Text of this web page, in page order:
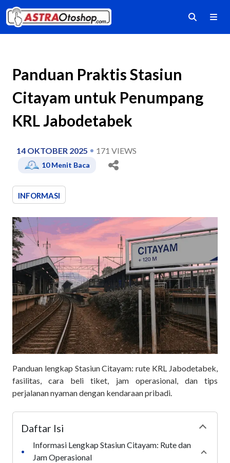
Panduan Praktis Stasiun
Citayam untuk Penumpang
KRL Jabodetabek
14 OKTOBER 2025 171 VIEWS
10Menit Baca
INFORMASI
Panduan lengkap Stasiun Citayam: rute KRL Jabodetabek,
fasilitas, cara beli tiket, jam operasional, dan tips
perjalanan nyaman dengan kendaraan pribadi.
Daftar Isi
•
Informasi Lengkap Stasiun Citayam: Rute dan
Jam Operasional